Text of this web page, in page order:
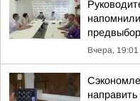
Вчера, 19:01